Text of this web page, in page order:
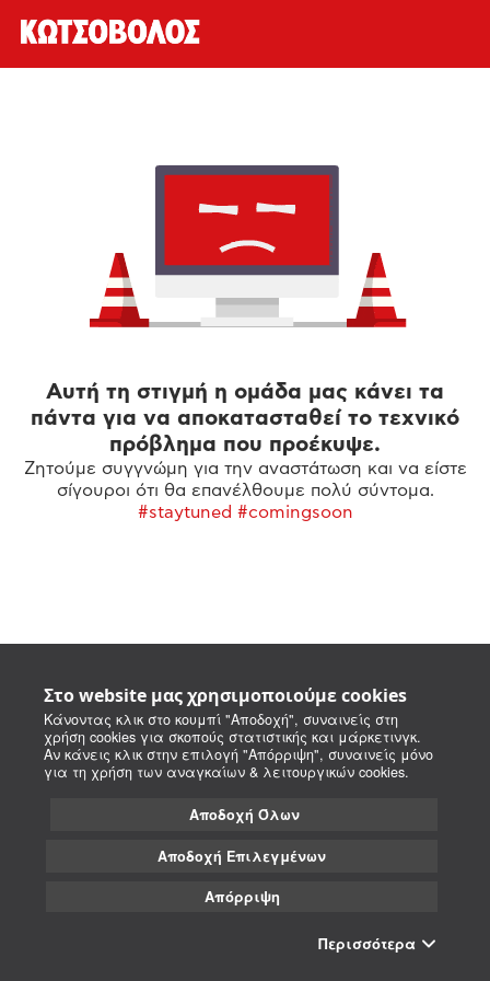
Στο website μας χρησιμοποιούμε cookies
Κάνοντας κλικ στο κουμπί "Αποδοχή", συναινείς στη
χρήση cookies για σκοπούς στατιστικής και μάρκετινγκ.
Αν κάνεις κλικ στην επιλογή "Απόρριψη", συναινείς μόνο
για τη χρήση των αναγκαίων & λειτουργικών cookies.
Αποδοχή Όλων
Αποδοχή Επιλεγμένων
Απόρριψη
Περισσότερα
Αυτή τη στιγμή η ομάδα μας κάνει τα
πάντα για να αποκατασταθεί το τεχνικό
πρόβλημα που προέκυψε.
Ζητούμε συγγνώμη για την αναστάτωση και να είστε
σίγουροι ότι θα επανέλθουμε πολύ σύντομα.
#staytuned #comingsoon